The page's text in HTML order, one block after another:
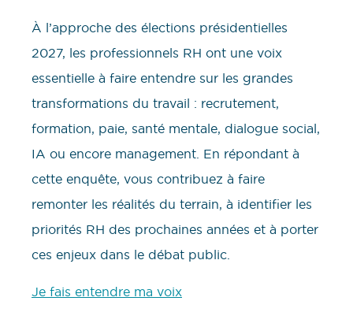
À l’approche des élections présidentielles
2027, les professionnels RH ont une voix
essentielle à faire entendre sur les grandes
transformations du travail : recrutement,
formation, paie, santé mentale, dialogue social,
IA ou encore management. En répondant à
cette enquête, vous contribuez à faire
remonter les réalités du terrain, à identifier les
priorités RH des prochaines années et à porter
ces enjeux dans le débat public.
Je fais entendre ma voix